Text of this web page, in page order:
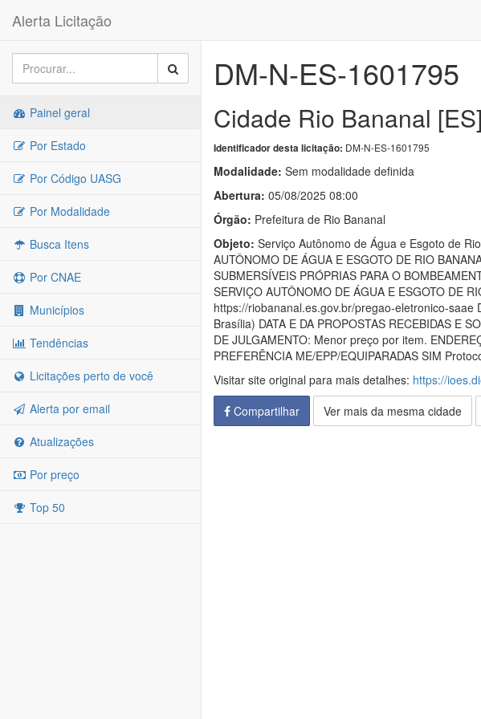
Alerta Licitação
Painel geral
Por Estado
Por Código UASG
Por Modalidade
Busca Itens
Por CNAE
Municípios
Tendências
Licitações perto de você
Alerta por email
Atualizações
Por preço
Top 50
DM-N-ES-1601795
Cidade Rio Bananal [ES]
Identificador desta licitação: DM-N-ES-1601795
Modalidade: Sem modalidade definida
Abertura: 05/08/2025 08:00
Órgão: Prefeitura de Rio Bananal
Objeto: Serviço Autônomo de Água e Esgoto de
AUTÔNOMO DE ÁGUA E ESGOTO DE RIO
SUBMERSÍVEIS PRÓPRIAS PARA O
SERVIÇO AUTÔNOMO DE ÁGUA E ESGOTO DE
https://riobananal.es.gov.br/pregao-eletronico-saae
Brasília) DATA E DA PROPOSTAS RECEBIDAS E
DE JULGAMENTO: Menor preço por item.
PREFERÊNCIA ME/EPP/EQUIPARADAS SIM
Visitar site original para mais detalhes: https://
Compartilhar
Ver mais da mesma cidade